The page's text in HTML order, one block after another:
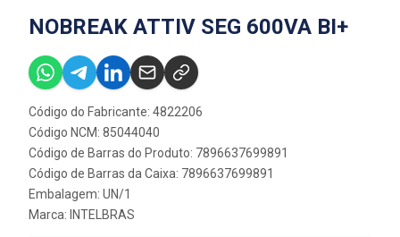
NOBREAK ATTIV SEG 600VA BI+
Código do Fabricante: 4822206
Código NCM: 85044040
Código de Barras do Produto: 7896637699891
Código de Barras da Caixa: 7896637699891
Embalagem: UN/1
Marca: INTELBRAS